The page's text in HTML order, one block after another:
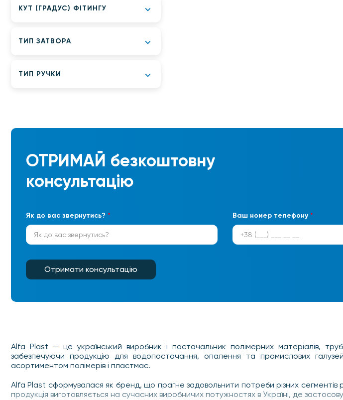
КУТ (ГРАДУС) ФІТИНГУ
ТИП ЗАТВОРА
ТИП РУЧКИ
ОТРИМАЙ безкоштовну
консультацію
Як до вас звернутись? * Ваш номер телефону *
Отримати консультацію
Alfa Plast — це український виробник і постачальник полімерних матеріалів,
забезпечуючи продукцію для водопостачання, опалення та промислових
асортиментом полімерів і пластмас.
Alfa Plast сформувалася як бренд, що прагне задовольнити потреби різних
продукція виготовляється на сучасних виробничих потужностях в Україні, де